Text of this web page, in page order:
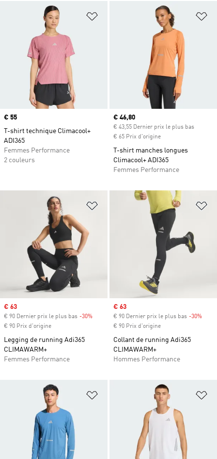
Ajouter à la Liste de produits
Prix
€ 55
T-shirt technique Climacool+
ADI365
Femmes Performance
2 couleurs
Prix actuel
€ 46,80
€ 43,55 Dernier prix le plus bas
€ 65 Prix d'origine
T-shirt manches longues
Climacool+ ADI365
Femmes Performance
Ajouter à la Liste de produits
Prix soldé
€ 63
€ 90 Dernier prix le plus bas -30%
€ 90 Prix d'origine
Legging de running Adi365
CLIMAWARM+
Femmes Performance
Prix soldé
€ 63
€ 90 Dernier prix le plus bas -30%
€ 90 Prix d'origine
Collant de running Adi365
CLIMAWARM+
Hommes Performance
Ajouter à la Liste de produits